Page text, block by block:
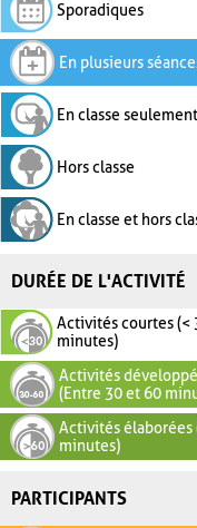
Sporadiques
En plusieurs
En classe seulement
Hors classe
En classe et hors
DURÉE DE L'ACTIVITÉ
Activités courtes (<
minutes)
Activités
(Entre 30 et 60
Activités élaborées
minutes)
PARTICIPANTS